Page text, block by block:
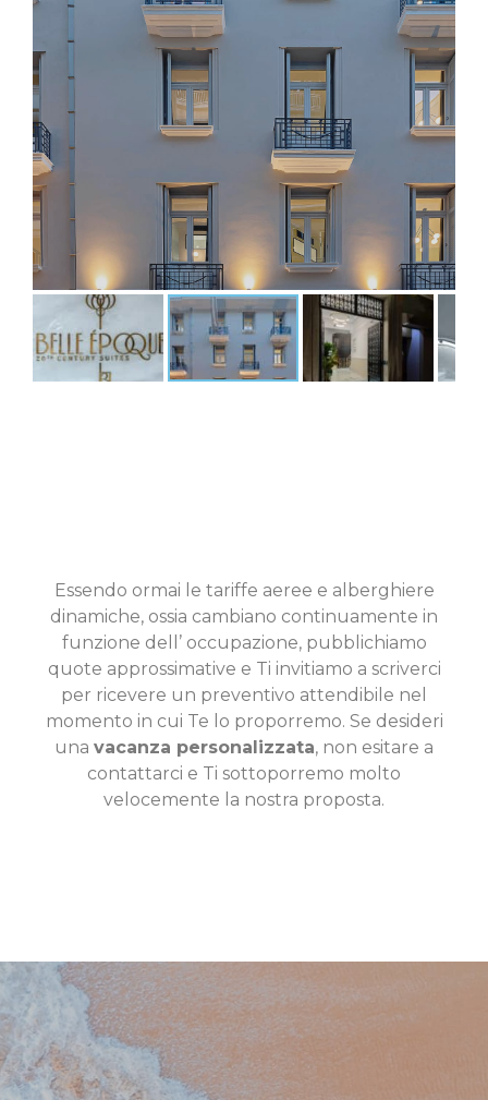
Essendo ormai le tariffe aeree e alberghiere
dinamiche, ossia cambiano continuamente in
funzione dell’ occupazione, pubblichiamo
quote approssimative e Ti invitiamo a scriverci
per ricevere un preventivo attendibile nel
momento in cui Te lo proporremo. Se desideri
una vacanza personalizzata, non esitare a
contattarci e Ti sottoporremo molto
velocemente la nostra proposta.